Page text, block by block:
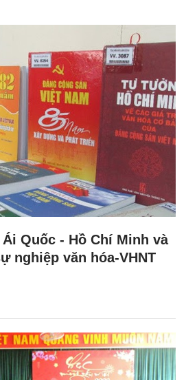
Quốc - Hồ Chí Minh và
nghiệp văn hóa-VHNT